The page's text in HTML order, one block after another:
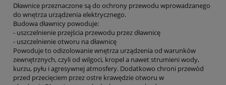
Dławnice przeznaczone są do ochrony przewodu wprowadzanego
do wnętrza urządzenia elektrycznego.
Budowa dławnicy powoduje:
- uszczelnienie przejścia przewodu przez dławnicę
- uszczelnienie otworu na dławnicę
Powoduje to odizolowanie wnętrza urządzenia od warunków
zewnętrznych, czyli od wilgoci, kropel a nawet strumieni wody,
kurzu, pyłu i agresywnej atmosfery. Dodatkowo chroni przewód
przed przecięciem przez ostre krawędzie otworu w